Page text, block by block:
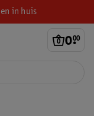
in huis
0.
00